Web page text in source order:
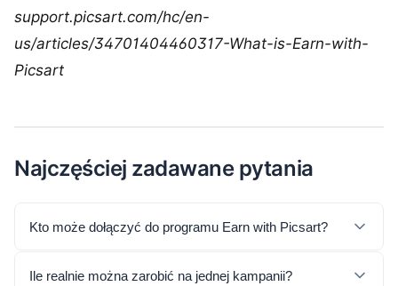
support.picsart.com/hc/en-
us/articles/34701404460317-What-is-Earn-with-
Picsart
Najczęściej zadawane pytania
Kto może dołączyć do programu Earn with Picsart?
Ile realnie można zarobić na jednej kampanii?